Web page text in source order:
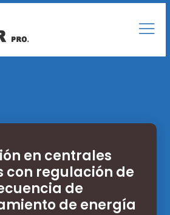
en centrales
con regulación de
de
de energía